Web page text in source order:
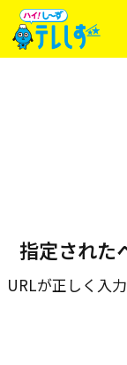
指定された
URLが正しく入